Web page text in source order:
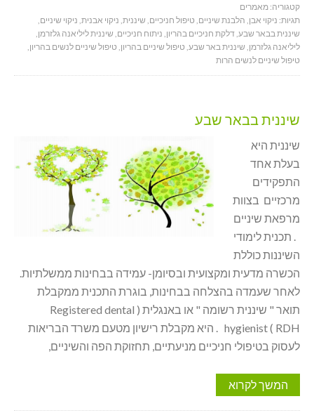
קטגוריה: מאמרים
תגיות: ניקוי אבן, הלבנת שיניים, טיפול חניכיים, שיננית, ניקוי אבנית, ניקוי שיניים,
שיננית בבאר שבע,דלקת חניכיים בהריון, ניתוח חניכיים, שיננית ליליאנה גלזרמן,
ליליאנה גלזרמן, שיננית באר שבע, טיפול שיניים בהריון, טיפול שיניים לנשים בהריון,
טיפול שיניים לנשים הרות
שיננית בבאר שבע
שיננית היא
בעלת אחד
התפקידים
מרכזיים בצוות
מרפאת שיניים
. תכנית לימודי
השיננות כוללת
הכשרה מדעית ומקצועית ובסיומן- עמידה בבחינות ממשלתיות.
לאחר שעמדה בהצלחה בבחינות, בוגרת התכנית ממקבלת
תואר " שיננית רשומה " או באנגלית ( Registered dental
hygienist ( RDH . היא מקבלת רישיון מטעם משרד הבריאות
לעסוק בטיפולי חניכיים מניעתיים, תחזוקת הפה והשיניים,
המשך לקרוא